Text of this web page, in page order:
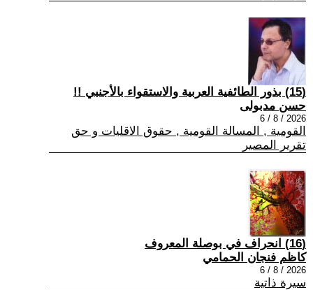
(15) بذور الطائفية العربية والاستقواء بالأجنبي !!
حسن مدبولى
2026 / 8 / 6
القومية , المسالة القومية , حقوق الاقليات و حق
تقرير المصير
(16) انحراف في بوصلة المعروف
كاظم فنجان الحمامي
2026 / 8 / 6
سيرة ذاتية